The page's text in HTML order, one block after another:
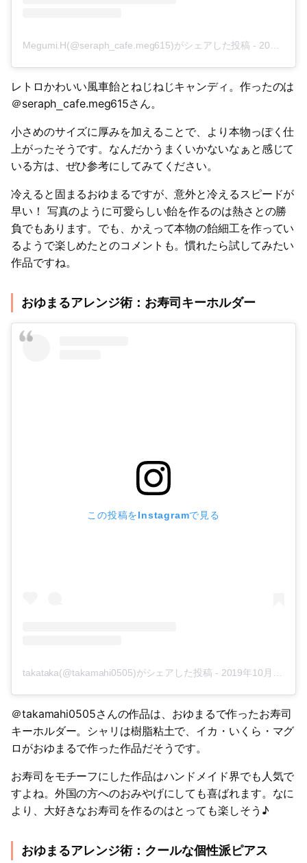
Megumi.H(@seraph_cafe.meg615)がシェアした投稿 - 2019年10月月19日午前7時26分PDT
レトロかわいい風車飴とねじねじキャンディ。作ったのは
＠seraph _cafe.meg615さん。
小さめのサイズに厚みを加えることで、より本物っぽく仕
上がったそうです。なんだかうまくいかないなぁと感じて
いる方は、ぜひ参考にしてみてください。
冷えると固まるおゆまるですが、意外と冷えるスピードが
早い！ 写真のように可愛らしい飴を作るのは熱さとの勝
負でもあります。でも、かえって本物の飴細工を作ってい
るようで楽しめたとのコメントも。慣れたら試してみたい
作品ですね。
おゆまるアレンジ術：お寿司キーホルダー
この投稿をInstagramで見る
takataka(@takamahi0505)がシェアした投稿 - 2019年10月月2日午後3時42分PDT
＠takamahi0505さんの作品は、おゆまるで作ったお寿司
キーホルダー。シャリは樹脂粘土で、イカ・いくら・マグ
ロがおゆまるで作った作品だそうです。
お寿司をモチーフにした作品はハンドメイド界でも人気で
すよね。外国の方へのおみやげにしても喜ばれます。なに
より、大好きなお寿司を作るのはとっても楽しそう♪
おゆまるアレンジ術：クールな個性派ピアス